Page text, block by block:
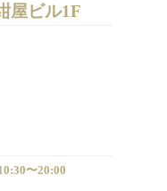
屋ビル1F
〜20:00